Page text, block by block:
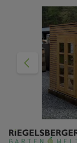
Bildergalerie